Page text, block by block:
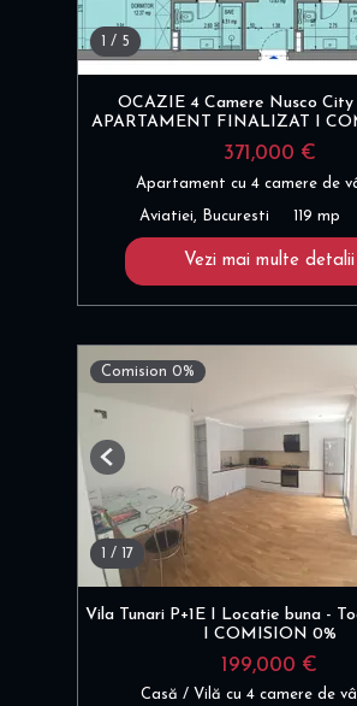
1 / 5
OCAZIE 4 Camere Nusco City
APARTAMENT FINALIZAT I
371,000 €
Apartament cu 4 camere de
Aviatiei, Bucuresti 119 mp
Vezi mai multe detalii
Comision 0%
1 / 17
Previous
Vila Tunari P+1E I Locatie buna -
I COMISION 0%
199,000 €
Casă / Vilă cu 4 camere de